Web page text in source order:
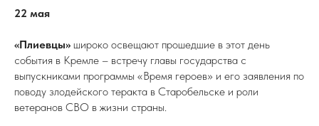
22 мая
«Плиевцы» широко освещают прошедшие в этот день
события в Кремле – встречу главы государства с
выпускниками программы «Время героев» и его заявления по
поводу злодейского теракта в Старобельске и роли
ветеранов СВО в жизни страны.